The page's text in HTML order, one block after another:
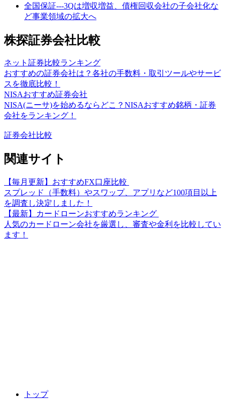
全国保証---3Qは増収増益、債権回収会社の子会社化な
ど事業領域の拡大へ
株探証券会社比較
ネット証券比較ランキング
おすすめの証券会社は？各社の手数料・取引ツールやサービ
スを徹底比較！
NISAおすすめ証券会社
NISA(ニーサ)を始めるならどこ？NISAおすすめ銘柄・証券
会社をランキング！
証券会社比較
関連サイト
【毎月更新】おすすめFX口座比較
スプレッド（手数料）やスワップ、アプリなど100項目以上
を調査し決定しました！
【最新】カードローンおすすめランキング
人気のカードローン会社を厳選し、審査や金利を比較してい
ます！
トップ